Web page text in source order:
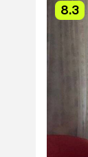
8.3